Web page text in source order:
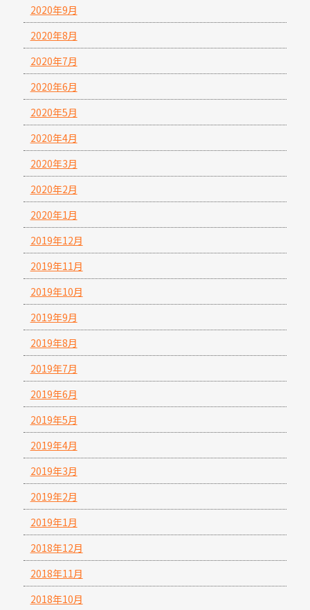
2020年9月
2020年8月
2020年7月
2020年6月
2020年5月
2020年4月
2020年3月
2020年2月
2020年1月
2019年12月
2019年11月
2019年10月
2019年9月
2019年8月
2019年7月
2019年6月
2019年5月
2019年4月
2019年3月
2019年2月
2019年1月
2018年12月
2018年11月
2018年10月